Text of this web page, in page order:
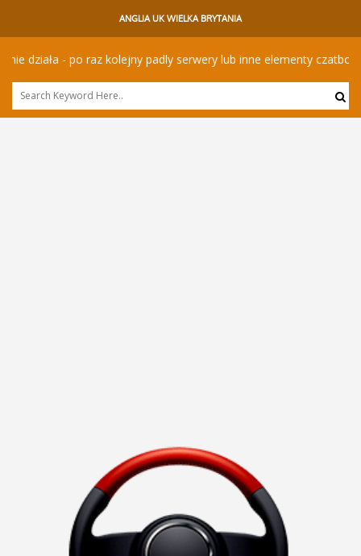
ANGLIA UK WIELKA BRYTANIA
działa - po raz kolejny padly serwery lub inne elementy czatbota